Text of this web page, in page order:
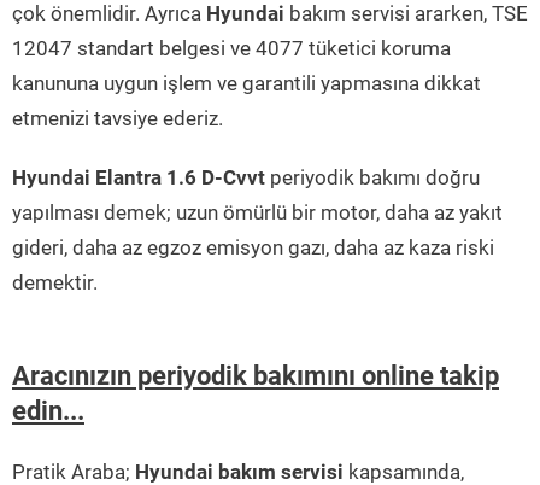
çok önemlidir. Ayrıca Hyundai bakım servisi ararken, TSE
12047 standart belgesi ve 4077 tüketici koruma
kanununa uygun işlem ve garantili yapmasına dikkat
etmenizi tavsiye ederiz.
Hyundai Elantra 1.6 D-Cvvt periyodik bakımı doğru
yapılması demek; uzun ömürlü bir motor, daha az yakıt
gideri, daha az egzoz emisyon gazı, daha az kaza riski
demektir.
Aracınızın periyodik bakımını online takip
edin...
Pratik Araba; Hyundai bakım servisi kapsamında,